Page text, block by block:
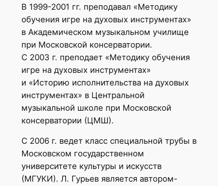
В 1999-2001 гг. преподавал «Методику
обучения игре на духовых инструментах»
в Академическом музыкальном училище
при Московской консерватории.
С 2003 г. преподает «Методику обучения
игре на духовых инструментах»
и «Историю исполнительства на духовых
инструментах» в Центральной
музыкальной школе при Московской
консерватории (ЦМШ).
С 2006 г. ведет класс специальной трубы в
Московском государственном
университете культуры и искусств
(МГУКИ). Л. Гурьев является автором-